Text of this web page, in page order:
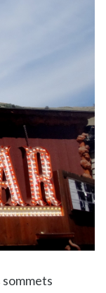
sommets